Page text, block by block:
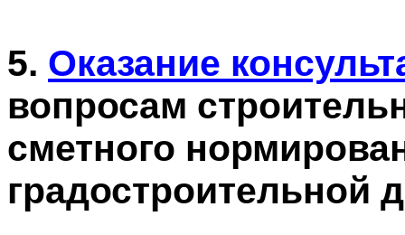
5. Оказание
вопросам
сметного
градостроительной